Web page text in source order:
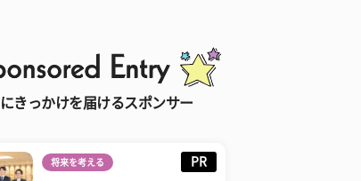
きっかけを届けるスポンサー
将来を考える PR